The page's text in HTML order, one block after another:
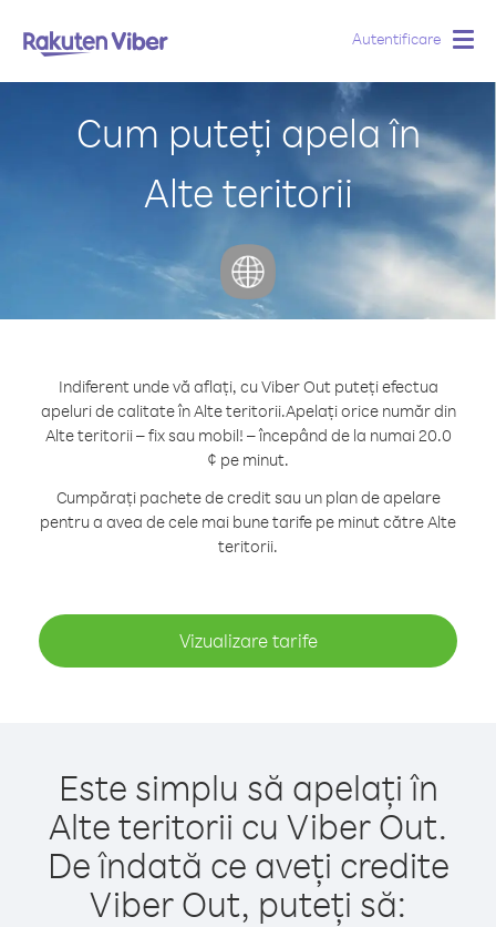
Autentificare
Cum puteți apela în
Alte teritorii
Indiferent unde vă aflați, cu Viber Out puteți efectua
apeluri de calitate în Alte teritorii.Apelați orice număr din
Alte teritorii – fix sau mobil! – începând de la numai 20.0
¢ pe minut.
Cumpărați pachete de credit sau un plan de apelare
pentru a avea de cele mai bune tarife pe minut către Alte
teritorii.
Vizualizare tarife
Este simplu să apelați în
Alte teritorii cu Viber Out.
De îndată ce aveți credite
Viber Out, puteți să: